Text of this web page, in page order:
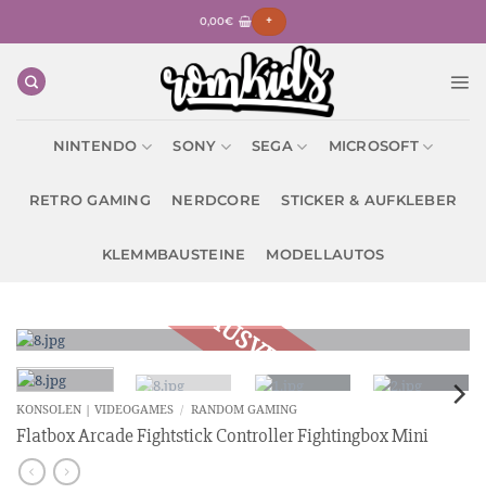
0,00€ +
NINTENDO SONY SEGA MICROSOFT
RETRO GAMING NERDCORE STICKER & AUFKLEBER
KLEMMBAUSTEINE MODELLAUTOS
KONSOLEN | VIDEOGAMES / RANDOM GAMING
Flatbox Arcade Fightstick Controller Fightingbox Mini